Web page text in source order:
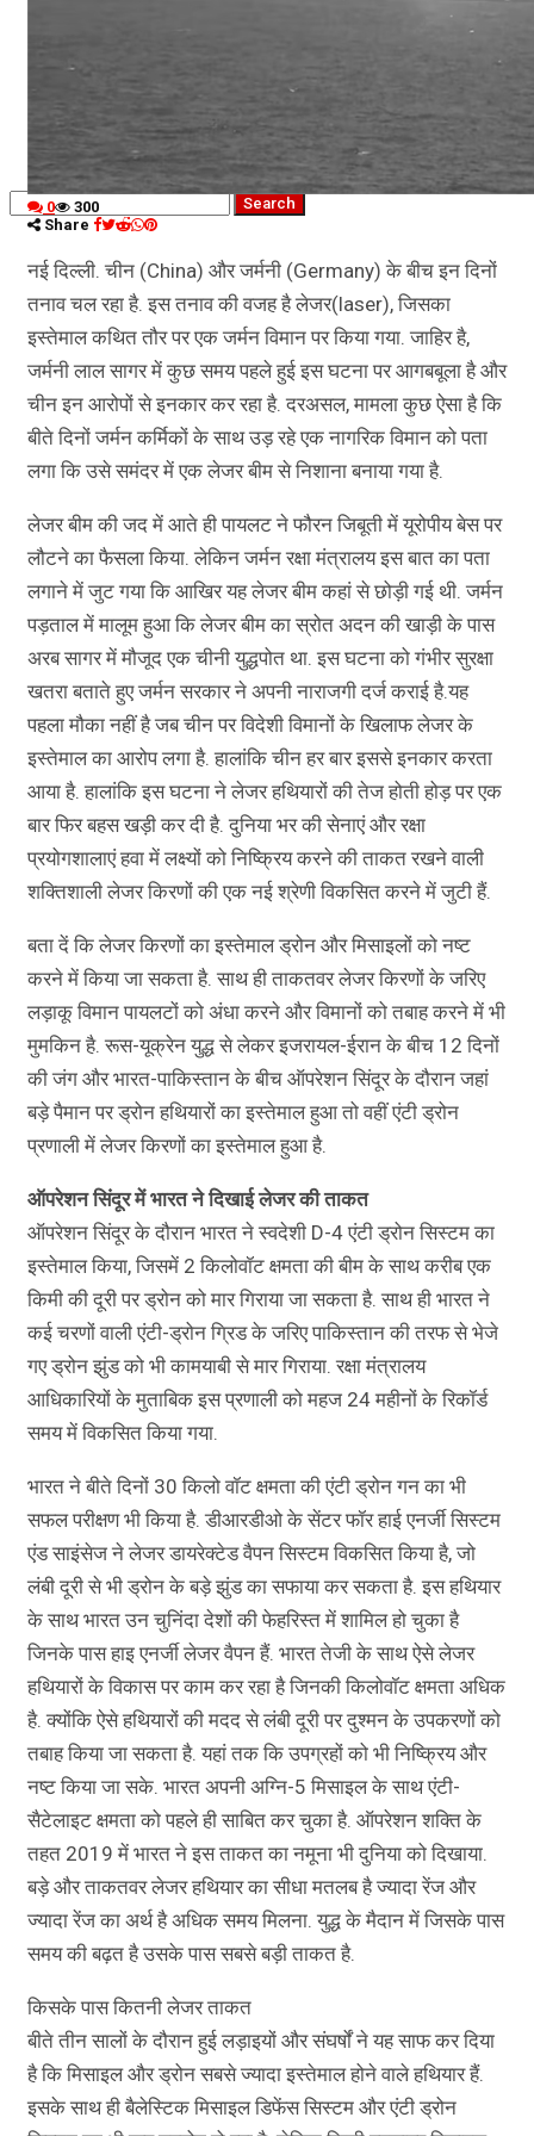
विज्ञान तकनीकी
0
300
Share
नई दिल्ली. चीन (China) और जर्मनी (Germany) के बीच इन दिनों
तनाव चल रहा है. इस तनाव की वजह है लेजर(laser), जिसका
इस्तेमाल कथित तौर पर एक जर्मन विमान पर किया गया. जाहिर है,
जर्मनी लाल सागर में कुछ समय पहले हुई इस घटना पर आगबबूला है और
चीन इन आरोपों से इनकार कर रहा है. दरअसल, मामला कुछ ऐसा है कि
बीते दिनों जर्मन कर्मिकों के साथ उड़ रहे एक नागरिक विमान को पता
लगा कि उसे समंदर में एक लेजर बीम से निशाना बनाया गया है.
लेजर बीम की जद में आते ही पायलट ने फौरन जिबूती में यूरोपीय बेस पर
लौटने का फैसला किया. लेकिन जर्मन रक्षा मंत्रालय इस बात का पता
लगाने में जुट गया कि आखिर यह लेजर बीम कहां से छोड़ी गई थी. जर्मन
पड़ताल में मालूम हुआ कि लेजर बीम का स्रोत अदन की खाड़ी के पास
अरब सागर में मौजूद एक चीनी युद्धपोत था. इस घटना को गंभीर सुरक्षा
खतरा बताते हुए जर्मन सरकार ने अपनी नाराजगी दर्ज कराई है.यह
पहला मौका नहीं है जब चीन पर विदेशी विमानों के खिलाफ लेजर के
इस्तेमाल का आरोप लगा है. हालांकि चीन हर बार इससे इनकार करता
आया है. हालांकि इस घटना ने लेजर हथियारों की तेज होती होड़ पर एक
बार फिर बहस खड़ी कर दी है. दुनिया भर की सेनाएं और रक्षा
प्रयोगशालाएं हवा में लक्ष्यों को निष्क्रिय करने की ताकत रखने वाली
शक्तिशाली लेजर किरणों की एक नई श्रेणी विकसित करने में जुटी हैं.
बता दें कि लेजर किरणों का इस्तेमाल ड्रोन और मिसाइलों को नष्ट
करने में किया जा सकता है. साथ ही ताकतवर लेजर किरणों के जरिए
लड़ाकू विमान पायलटों को अंधा करने और विमानों को तबाह करने में भी
मुमकिन है. रूस-यूक्रेन युद्ध से लेकर इजरायल-ईरान के बीच 12 दिनों
की जंग और भारत-पाकिस्तान के बीच ऑपरेशन सिंदूर के दौरान जहां
बड़े पैमान पर ड्रोन हथियारों का इस्तेमाल हुआ तो वहीं एंटी ड्रोन
प्रणाली में लेजर किरणों का इस्तेमाल हुआ है.
ऑपरेशन सिंदूर में भारत ने दिखाई लेजर की ताकत
ऑपरेशन सिंदूर के दौरान भारत ने स्वदेशी D-4 एंटी ड्रोन सिस्टम का
इस्तेमाल किया, जिसमें 2 किलोवॉट क्षमता की बीम के साथ करीब एक
किमी की दूरी पर ड्रोन को मार गिराया जा सकता है. साथ ही भारत ने
कई चरणों वाली एंटी-ड्रोन ग्रिड के जरिए पाकिस्तान की तरफ से भेजे
गए ड्रोन झुंड को भी कामयाबी से मार गिराया. रक्षा मंत्रालय
आधिकारियों के मुताबिक इस प्रणाली को महज 24 महीनों के रिकॉर्ड
समय में विकसित किया गया.
भारत ने बीते दिनों 30 किलो वॉट क्षमता की एंटी ड्रोन गन का भी
सफल परीक्षण भी किया है. डीआरडीओ के सेंटर फॉर हाई एनर्जी सिस्टम
एंड साइंसेज ने लेजर डायरेक्टेड वैपन सिस्टम विकसित किया है, जो
लंबी दूरी से भी ड्रोन के बड़े झुंड का सफाया कर सकता है. इस हथियार
के साथ भारत उन चुनिंदा देशों की फेहरिस्त में शामिल हो चुका है
जिनके पास हाइ एनर्जी लेजर वैपन हैं. भारत तेजी के साथ ऐसे लेजर
हथियारों के विकास पर काम कर रहा है जिनकी किलोवॉट क्षमता अधिक
है. क्योंकि ऐसे हथियारों की मदद से लंबी दूरी पर दुश्मन के उपकरणों को
तबाह किया जा सकता है. यहां तक कि उपग्रहों को भी निष्क्रिय और
नष्ट किया जा सके. भारत अपनी अग्नि-5 मिसाइल के साथ एंटी-
सैटेलाइट क्षमता को पहले ही साबित कर चुका है. ऑपरेशन शक्ति के
तहत 2019 में भारत ने इस ताकत का नमूना भी दुनिया को दिखाया.
बड़े और ताकतवर लेजर हथियार का सीधा मतलब है ज्यादा रेंज और
ज्यादा रेंज का अर्थ है अधिक समय मिलना. युद्ध के मैदान में जिसके पास
समय की बढ़त है उसके पास सबसे बड़ी ताकत है.
किसके पास कितनी लेजर ताकत
बीते तीन सालों के दौरान हुई लड़ाइयों और संघर्षों ने यह साफ कर दिया
है कि मिसाइल और ड्रोन सबसे ज्यादा इस्तेमाल होने वाले हथियार हैं.
इसके साथ ही बैलेस्टिक मिसाइल डिफेंस सिस्टम और एंटी ड्रोन